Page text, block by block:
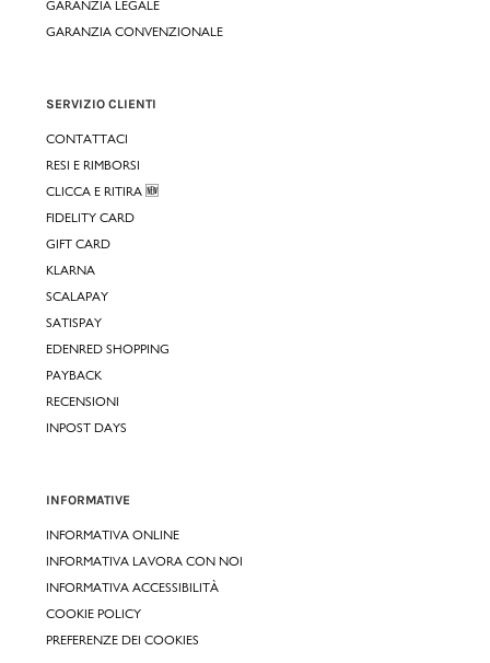
GARANZIA LEGALE
GARANZIA CONVENZIONALE
SERVIZIO CLIENTI
CONTATTACI
RESI E RIMBORSI
CLICCA E RITIRA 🆕
FIDELITY CARD
GIFT CARD
KLARNA
SCALAPAY
SATISPAY
EDENRED SHOPPING
PAYBACK
RECENSIONI
INPOST DAYS
INFORMATIVE
INFORMATIVA ONLINE
INFORMATIVA LAVORA CON NOI
INFORMATIVA ACCESSIBILITÀ
COOKIE POLICY
PREFERENZE DEI COOKIES